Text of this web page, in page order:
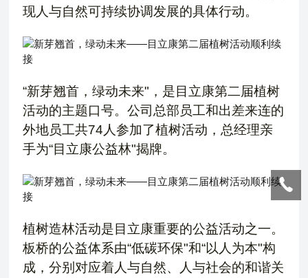
现人与自然可持续协调发展的具体行动。
“新芽翘首，绿动未来"，是目立康第二届植树
活动的主题口号。公司总部员工和出差来连的
外地员工共74人参加了植树活动，总经理亲
手为“目立康公益林"揭牌。
植树造林活动是目立康重要的公益活动之一。
板桥的公益体系由“低碳环保"和“以人为本"构
成，分别对应着人与自然、人与社会的和谐关